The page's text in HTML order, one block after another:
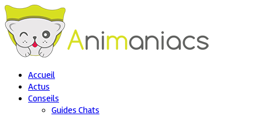
Accueil
Actus
Conseils
Guides Chats